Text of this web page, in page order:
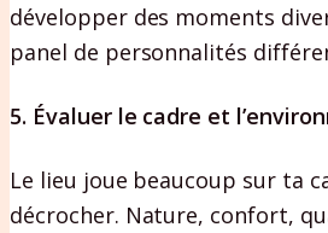
développer des moments
panel de personnalités
5. Évaluer le cadre et
Le lieu joue beaucoup sur ta
décrocher. Nature, confort,